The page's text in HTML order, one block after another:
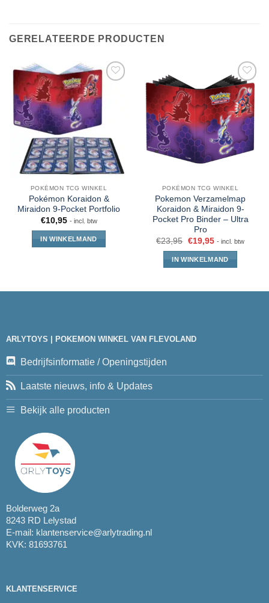
GERELATEERDE PRODUCTEN
POKÉMON TCG WINKEL
Pokémon Koraidon &
Miraidon 9-Pocket Portfolio
€10,95 - incl. btw
IN WINKELMAND
POKÉMON TCG WINKEL
Pokemon Verzamelmap
Koraidon & Miraidon 9-
Pocket Pro Binder – Ultra
Pro
€23,95 €19,95 - incl. btw
IN WINKELMAND
ARLYTOYS | POKEMON WINKEL VAN FLEVOLAND
Bedrijfsinformatie / Openingstijden
Laatste nieuws, info & Updates
Bekijk alle producten
Bolderweg 2a
8243 RD Lelystad
E-mail: klantenservice@arlytrading.nl
KVK: 81693761
KLANTENSERVICE